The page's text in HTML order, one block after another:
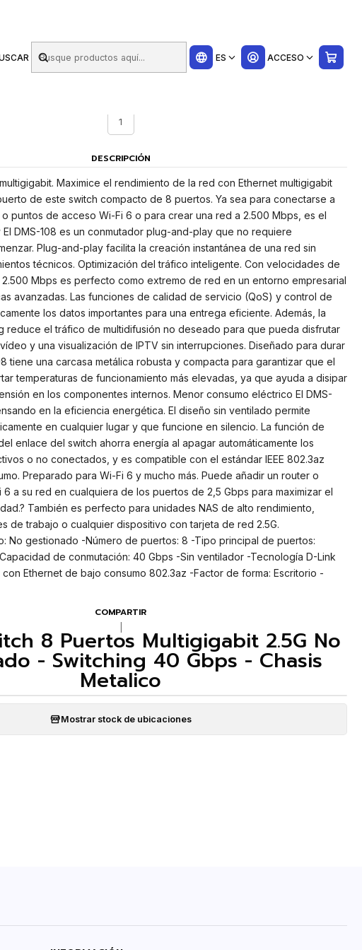
ES ACCESO
Metalico
1
DESCRIPCIÓN
Maximice el rendimiento de la red con Ethernet multigigabit
de este switch compacto de 8 puertos. Ya sea para conectarse a
puntos de acceso Wi-Fi 6 o para crear una red a 2.500 Mbps, es el
El DMS-108 es un conmutador plug-and-play que no requiere
Plug-and-play facilita la creación instantánea de una red sin
técnicos. Optimización del tráfico inteligente. Con velocidades de
Mbps es perfecto como extremo de red en un entorno empresarial
avanzadas. Las funciones de calidad de servicio (QoS) y control de
los datos importantes para una entrega eficiente. Además, la
reduce el tráfico de multidifusión no deseado para que pueda disfrutar
y una visualización de IPTV sin interrupciones. Diseñado para durar
tiene una carcasa metálica robusta y compacta para garantizar que el
temperaturas de funcionamiento más elevadas, ya que ayuda a disipar
en los componentes internos. Menor consumo eléctrico El DMS-
en la eficiencia energética. El diseño sin ventilado permite
en cualquier lugar y que funcione en silencio. La función de
enlace del switch ahorra energía al apagar automáticamente los
o no conectados, y es compatible con el estándar IEEE 802.3az
Preparado para Wi-Fi 6 y mucho más. Puede añadir un router o
a su red en cualquiera de los puertos de 2,5 Gbps para maximizar el
También es perfecto para unidades NAS de alto rendimiento,
de trabajo o cualquier dispositivo con tarjeta de red 2.5G.
No gestionado -Número de puertos: 8 -Tipo principal de puertos:
de conmutación: 40 Gbps -Sin ventilador -Tecnología D-Link
Ethernet de bajo consumo 802.3az -Factor de forma: Escritorio -
COMPARTIR
8 Puertos Multigigabit 2.5G No
- Switching 40 Gbps - Chasis
Metalico
Mostrar stock de ubicaciones